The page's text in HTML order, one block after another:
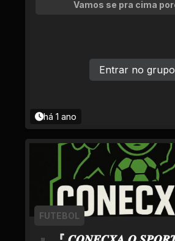
Vamos se pra cima
há 1 ano
Entrar no grupo
FUTEBOL